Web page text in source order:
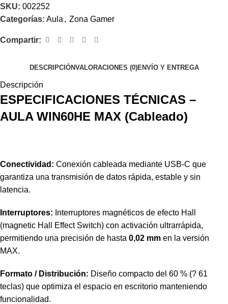
SKU: 002252
Categorías: Aula , Zona Gamer
Compartir:
DESCRIPCIÓNVALORACIONES (0)ENVÍO Y ENTREGA
Descripción
ESPECIFICACIONES TÉCNICAS –
AULA WIN60HE MAX (Cableado)
Conectividad: Conexión cableada mediante USB-C que
garantiza una transmisión de datos rápida, estable y sin
latencia.
Interruptores: Interruptores magnéticos de efecto Hall
(magnetic Hall Effect Switch) con activación ultrarrápida,
permitiendo una precisión de hasta 0,02 mm en la versión
MAX.
Formato / Distribución: Diseño compacto del 60 % (? 61
teclas) que optimiza el espacio en escritorio manteniendo
funcionalidad.